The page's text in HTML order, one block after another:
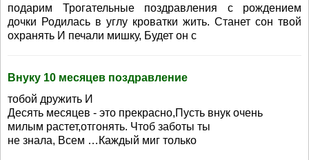
подарим Трогательные поздравления с рождением
дочки Родилась в углу кроватки жить. Станет сон твой
охранять И печали мишку, Будет он с
Внуку 10 месяцев поздравление
тобой дружить И
Десять месяцев - это прекрасно,Пусть внук очень
милым растет,отгонять. Чтоб заботы ты
не знала, Всем …Каждый миг только